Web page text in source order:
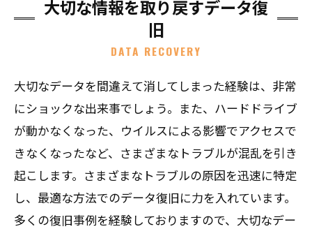
大切な情報を取り戻すデータ復
旧
DATA RECOVERY
大切なデータを間違えて消してしまった経験は、非常
にショックな出来事でしょう。また、ハードドライブ
が動かなくなった、ウイルスによる影響でアクセスで
きなくなったなど、さまざまなトラブルが混乱を引き
起こします。さまざまなトラブルの原因を迅速に特定
し、最適な方法でのデータ復旧に力を入れています。
多くの復旧事例を経験しておりますので、大切なデー